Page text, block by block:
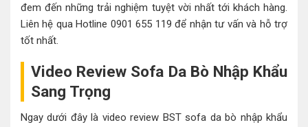
đem đến những trải nghiệm tuyệt vời nhất tới khách hàng.
Liên hệ qua Hotline 0901 655 119 để nhận tư vấn và hỗ trợ
tốt nhất.
Video Review Sofa Da Bò Nhập Khẩu
Sang Trọng
Ngay dưới đây là video review BST sofa da bò nhập khẩu